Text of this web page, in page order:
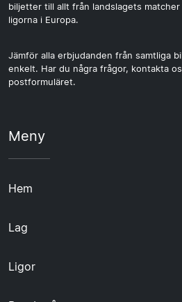
biljetter till allt från landslagets
ligorna i Europa.
Jämför alla erbjudanden från samtliga
enkelt. Har du några frågor, kontakta
postformuläret.
Meny
Hem
Lag
Ligor